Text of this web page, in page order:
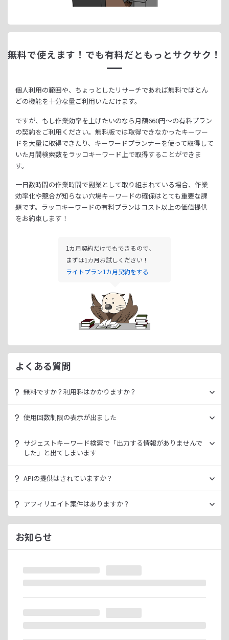
無料で使えます！ でも有料だともっとサクサク！
個人利用の範囲や、ちょっとしたリサーチであれば無料でほとん
どの機能を十分な量ご利用いただけます。
ですが、もし作業効率を上げたいのなら月額660円～の有料プラン
の契約をご利用ください。 無料版では取得できなかったキーワー
ドを大量に取得できたり、 キーワードプランナーを使って取得して
いた月間検索数をラッコキーワード上で取得することができま
す。
一日数時間の作業時間で副業として取り組まれている場合、 作業
効率化や競合が知らない穴場キーワードの確保はとても重要な課
題です。 ラッコキーワードの有料プランはコスト以上の価値提供
をお約束します！
1カ月契約だけでもできるので、
まずは1カ月お試しください！
ライトプラン1カ月契約をする
よくある質問
無料ですか？利用料はかかりますか？
いきなり課金されるようなことはございませんので、安心し
ただ、有料プランを利用することでよりニッチなキーワード
上させることができます。
使用回数制限の表示が出ました
ラッコID（メールアドレスのみ30秒登録）にご登録いただく
ことで制限が緩和されます。（※制限リセットは0時）
ご登録済みで制限に到達された場合は、有料プランのご利用
サジェストキーワード検索で「出力する情報がありませんで
した」と出てしまいます
ッコキーワードでも出力することができません。
サジェスト情報を出さない仕様になっております。
今後はサジェスト以外のキーワード取得手段も有料プランに
て提供してまいりますので、そちらにて対応できる見通しで
ございます。
APIの提供はされていますか？
詳細は ラッコキーワードAPIドキュメント
い。
アフィリエイト案件はありますか？
ラッコIDアフィリエイトにて、「ラッコキーワード」のアフ
ィリエイト案件をお取り扱いいたしております。
無料のユーザー登録、利用開始（初回ログイン）と有料プラ
※ラッコIDの重複登録と思われる場合は、成果が発生いたし
ません。
ラッコIDアフィリエイトは、「ユーザー情報」「銀行口座情
報」をご登録いただくことで即日ご利用開始いただけます。
お知らせ